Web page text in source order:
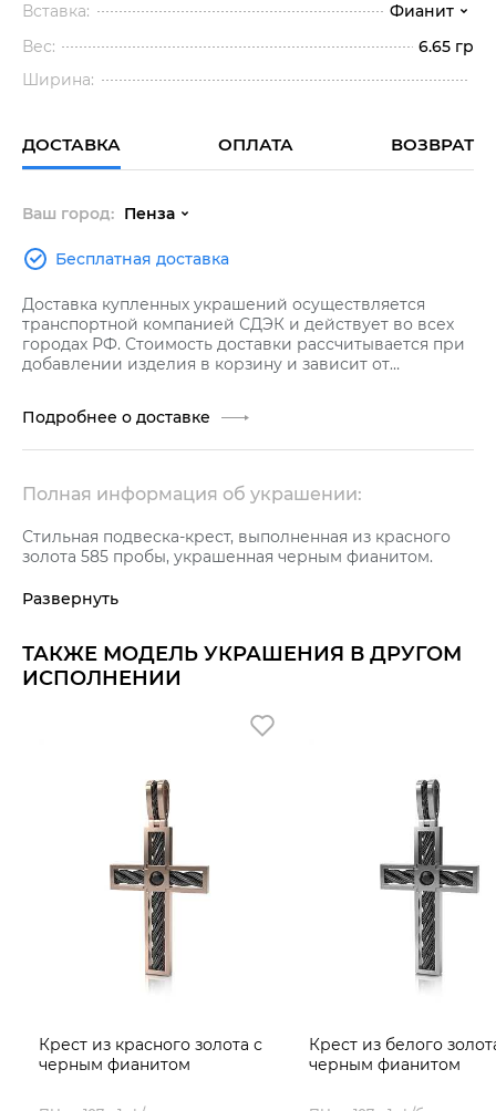
Вставка:
Фианит
Вес:
6.65 гр
Ширина:
ДОСТАВКА ОПЛАТА ВОЗВРАТ
Ваш город: Пенза
Бесплатная доставка
Доставка купленных украшений осуществляется
транспортной компанией СДЭК и действует во всех
городах РФ. Стоимость доставки рассчитывается при
добавлении изделия в корзину и зависит от
Подробнее о доставке
Полная информация об украшении:
Стильная подвеска-крест, выполненная из красного
золота 585 пробы, украшенная черным фианитом.
Развернуть
ТАКЖЕ МОДЕЛЬ УКРАШЕНИЯ В ДРУГОМ
ИСПОЛНЕНИИ
Крест из красного золота с
черным фианитом
Крест из белого
черным фианитом